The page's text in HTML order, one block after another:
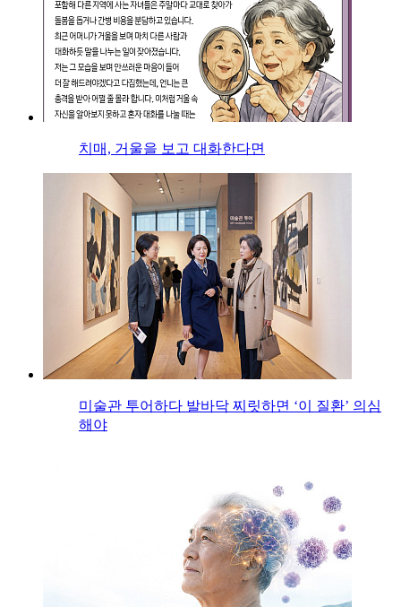
치매, 거울을 보고 대화한다면
미술관 투어하다 발바닥 찌릿하면 ‘이 질환’ 의심
해야